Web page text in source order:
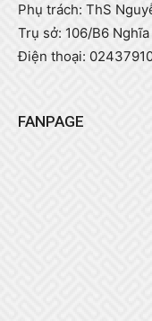
Phụ trách: ThS
Trụ sở: 106/B6
Điện thoại:
FANPAGE